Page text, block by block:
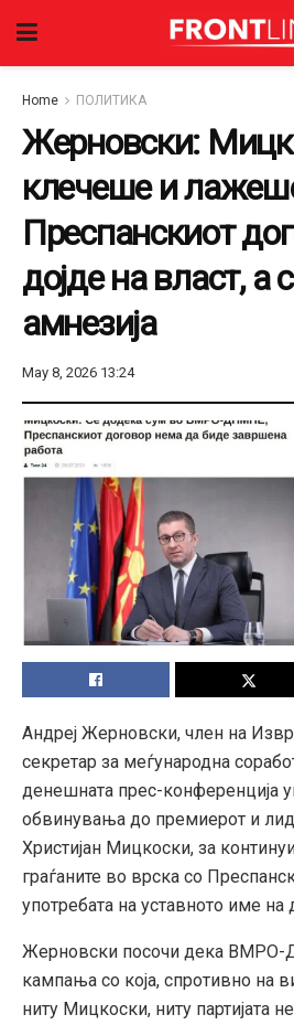
Home ПОЛИТИКА
Жерновски:
клечеше и
Преспанскиот
дојде на власт, а
амнезија
May 8, 2026 13:24
Андреј Жерновски, член на
секретар за меѓународна
денешната прес-конференција
обвинувања до премиерот и
Христијан Мицкоски, за
граѓаните во врска со
употребата на уставното име на
Жерновски посочи дека
кампања со која, спротивно на
ниту Мицкоски, ниту партијата